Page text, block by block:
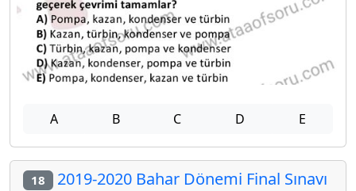
A B C D E
18 2019-2020 Bahar Dönemi Final Sınavı